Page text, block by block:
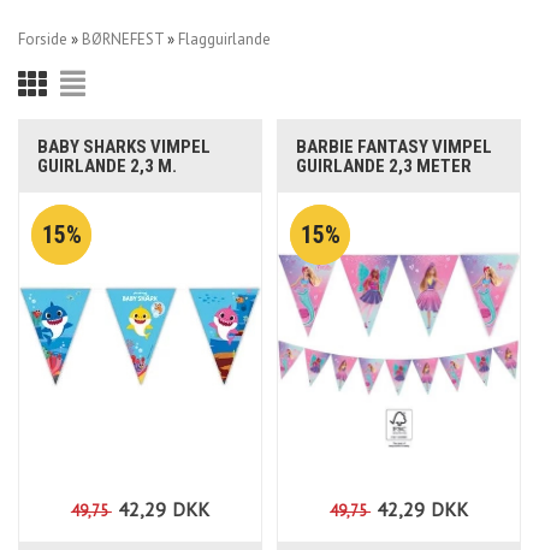
Forside » BØRNEFEST» Flagguirlande
BABY SHARKS VIMPEL
GUIRLANDE 2,3 M.
15%
49,75 42,29 DKK
BARBIE FANTASY VIMPEL
GUIRLANDE 2,3 METER
15%
49,75 42,29 DKK